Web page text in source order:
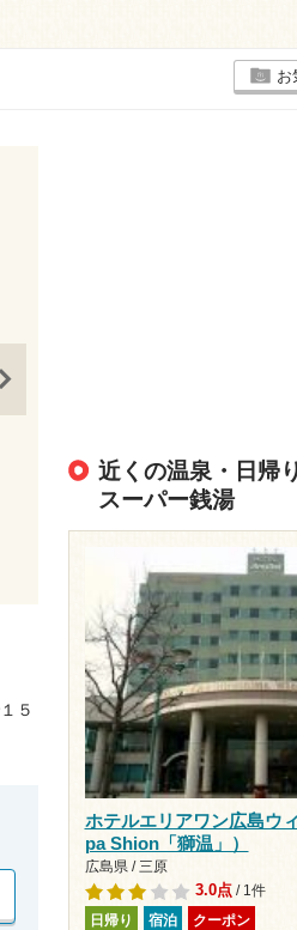
お
https://travel.rakuten.co.jp/HOTEL/
５
近くの温泉・日帰
スーパー銭湯
ホテルエリアワン広島ウ
pa Shion「獅温」）
広島県 / 三原
3.0点/ 1件
日帰り 宿泊 クーポン